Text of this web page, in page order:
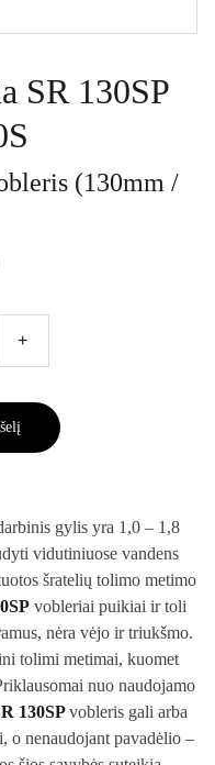
SR 130SP
(130mm /
+
gylis yra 1,0 – 1,8
vidutiniuose vandens
šratelių tolimo metimo
vobleriai puikiai ir toli
nėra vėjo ir triukšmo.
tolimi metimai, kuomet
nuo naudojamo
130SPvobleris gali arba
o nenaudojant pavadėlio –